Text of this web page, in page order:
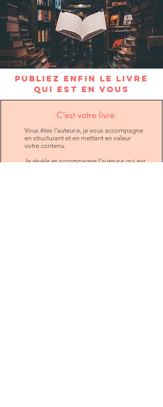
PUBLIEZ ENFIN LE LIVRE
QUI EST EN VOUS
C’est votre livre
Vous êtes l’auteur.e, je vous accompagne
en structurant et en mettant en valeur
votre contenu.
Je révèle et accompagne l’auteur.e qui est